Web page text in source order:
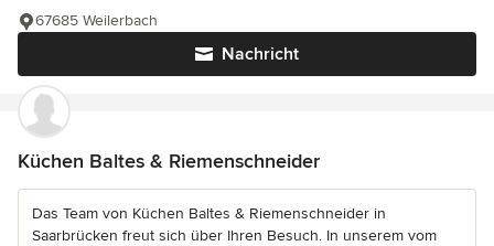
Nachricht
67685 Weilerbach
Küchen Baltes & Riemenschneider
Das Team von Küchen Baltes & Riemenschneider in
Saarbrücken freut sich über Ihren Besuch. In unserem vom